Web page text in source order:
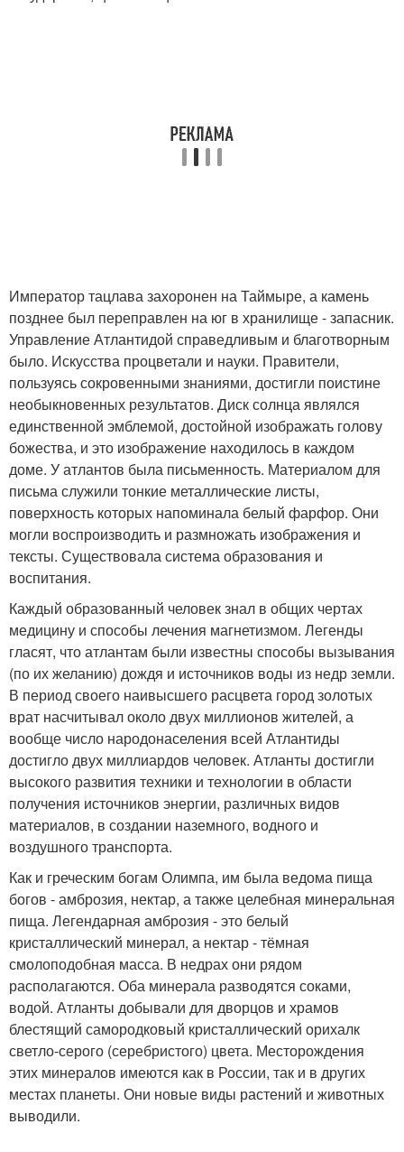
Император тацлава захоронен на Таймыре, а камень
позднее был переправлен на юг в хранилище - запасник.
Управление Атлантидой справедливым и благотворным
было. Искусства процветали и науки. Правители,
пользуясь сокровенными знаниями, достигли поистине
необыкновенных результатов. Диск солнца являлся
единственной эмблемой, достойной изображать голову
божества, и это изображение находилось в каждом
доме. У атлантов была письменность. Материалом для
письма служили тонкие металлические листы,
поверхность которых напоминала белый фарфор. Они
могли воспроизводить и размножать изображения и
тексты. Существовала система образования и
воспитания.
Каждый образованный человек знал в общих чертах
медицину и способы лечения магнетизмом. Легенды
гласят, что атлантам были известны способы вызывания
(по их желанию) дождя и источников воды из недр земли.
В период своего наивысшего расцвета город золотых
врат насчитывал около двух миллионов жителей, а
вообще число народонаселения всей Атлантиды
достигло двух миллиардов человек. Атланты достигли
высокого развития техники и технологии в области
получения источников энергии, различных видов
материалов, в создании наземного, водного и
воздушного транспорта.
Как и греческим богам Олимпа, им была ведома пища
богов - амброзия, нектар, а также целебная минеральная
пища. Легендарная амброзия - это белый
кристаллический минерал, а нектар - тёмная
смолоподобная масса. В недрах они рядом
располагаются. Оба минерала разводятся соками,
водой. Атланты добывали для дворцов и храмов
блестящий самородковый кристаллический орихалк
светло-серого (серебристого) цвета. Месторождения
этих минералов имеются как в России, так и в других
местах планеты. Они новые виды растений и животных
выводили.